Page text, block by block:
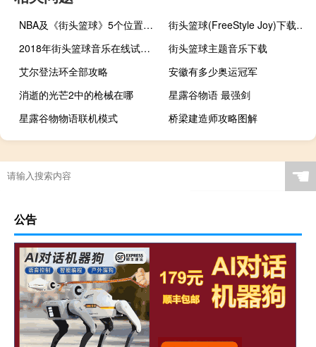
NBA及《街头篮球》5个位置的详细介绍
街头篮球(FreeStyle Joy)下载(电脑、安卓和IOS所有版本)
2018年街头篮球音乐在线试听及下载
街头篮球主题音乐下载
艾尔登法环全部攻略
安徽有多少奥运冠军
消逝的光芒2中的枪械在哪
星露谷物语 最强剑
星露谷物物语联机模式
桥梁建造师攻略图解
奥运会跳水可以拿多少块金牌
太阁立志传1攻略
热血传奇龙头怎么出
奖杯或奖牌上写什么 ☚
公告